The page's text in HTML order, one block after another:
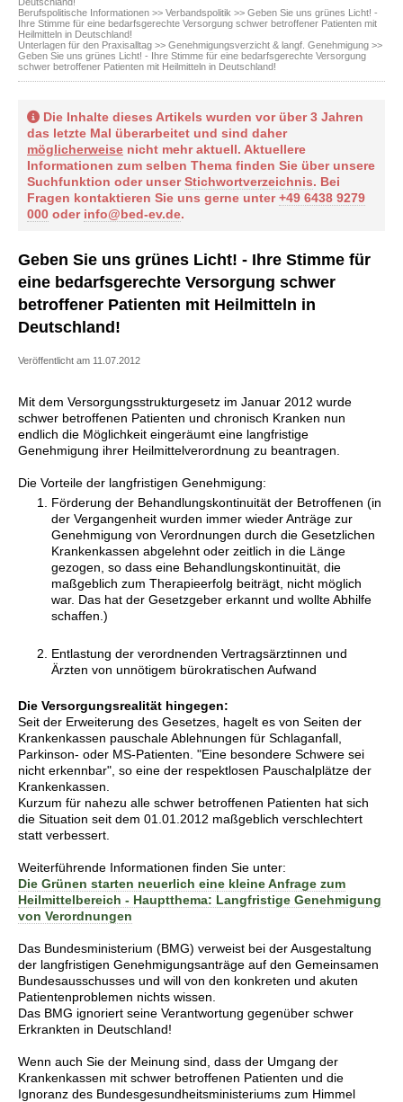
Deutschland!
Berufspolitische Informationen >> Verbandspolitik >> Geben Sie uns grünes Licht! -
Ihre Stimme für eine bedarfsgerechte Versorgung schwer betroffener Patienten mit
Heilmitteln in Deutschland!
Unterlagen für den Praxisalltag >> Genehmigungsverzicht & langf. Genehmigung >>
Geben Sie uns grünes Licht! - Ihre Stimme für eine bedarfsgerechte Versorgung
schwer betroffener Patienten mit Heilmitteln in Deutschland!
Die Inhalte dieses Artikels wurden vor über 3 Jahren
das letzte Mal überarbeitet und sind daher
möglicherweise nicht mehr aktuell. Aktuellere
Informationen zum selben Thema finden Sie über unsere
Suchfunktion oder unserStichwortverzeichnis. Bei
Fragen kontaktieren Sie uns gerne unter+49 6438 9279
000 oder info@bed-ev.de.
Geben Sie uns grünes Licht! - Ihre Stimme für
eine bedarfsgerechte Versorgung schwer
betroffener Patienten mit Heilmitteln in
Deutschland!
Veröffentlicht am 11.07.2012
Mit dem Versorgungsstrukturgesetz im Januar 2012 wurde
schwer betroffenen Patienten und chronisch Kranken nun
endlich die Möglichkeit eingeräumt eine langfristige
Genehmigung ihrer Heilmittelverordnung zu beantragen.
Die Vorteile der langfristigen Genehmigung:
Förderung der Behandlungskontinuität der Betroffenen (in
der Vergangenheit wurden immer wieder Anträge zur
Genehmigung von Verordnungen durch die Gesetzlichen
Krankenkassen abgelehnt oder zeitlich in die Länge
gezogen, so dass eine Behandlungskontinuität, die
maßgeblich zum Therapieerfolg beiträgt, nicht möglich
war. Das hat der Gesetzgeber erkannt und wollte Abhilfe
schaffen.)
Entlastung der verordnenden Vertragsärztinnen und
Ärzten von unnötigem bürokratischen Aufwand
Die Versorgungsrealität hingegen:
Seit der Erweiterung des Gesetzes, hagelt es von Seiten der
Krankenkassen pauschale Ablehnungen für Schlaganfall,
Parkinson- oder MS-Patienten. "Eine besondere Schwere sei
nicht erkennbar", so eine der respektlosen Pauschalplätze der
Krankenkassen.
Kurzum für nahezu alle schwer betroffenen Patienten hat sich
die Situation seit dem 01.01.2012 maßgeblich verschlechtert
statt verbessert.
Weiterführende Informationen finden Sie unter:
Die Grünen starten neuerlich eine kleine Anfrage zum
Heilmittelbereich - Hauptthema: Langfristige Genehmigung
von Verordnungen
Das Bundesministerium (BMG) verweist bei der Ausgestaltung
der langfristigen Genehmigungsanträge auf den Gemeinsamen
Bundesausschusses und will von den konkreten und akuten
Patientenproblemen nichts wissen.
Das BMG ignoriert seine Verantwortung gegenüber schwer
Erkrankten in Deutschland!
Wenn auch Sie der Meinung sind, dass der Umgang der
Krankenkassen mit schwer betroffenen Patienten und die
Ignoranz des Bundesgesundheitsministeriums zum Himmel